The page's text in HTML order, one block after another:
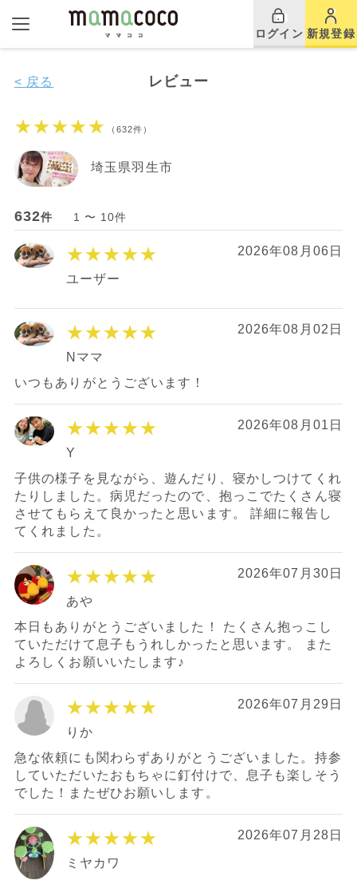
ログイン 新規登録
レビュー
< 戻る
★★★★★ （632件）
埼玉県羽生市
632件 1 〜 10件
★★★★★ 2026年08月06日
ユーザー
★★★★★ 2026年08月02日
Nママ
いつもありがとうございます！
★★★★★ 2026年08月01日
Y
子供の様子を見ながら、遊んだり、寝かしつけてくれ
たりしました。病児だったので、抱っこでたくさん寝
させてもらえて良かったと思います。 詳細に報告し
てくれました。
★★★★★ 2026年07月30日
あや
本日もありがとうございました！ たくさん抱っこし
ていただけて息子もうれしかったと思います。 また
よろしくお願いいたします♪
★★★★★ 2026年07月29日
りか
急な依頼にも関わらずありがとうございました。持参
していただいたおもちゃに釘付けで、息子も楽しそう
でした！またぜひお願いします。
★★★★★ 2026年07月28日
ミヤカワ